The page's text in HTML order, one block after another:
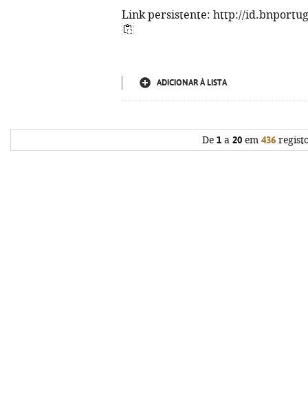
Link persistente: http://
ADICIONAR À LISTA
De 1 a 20 em 436